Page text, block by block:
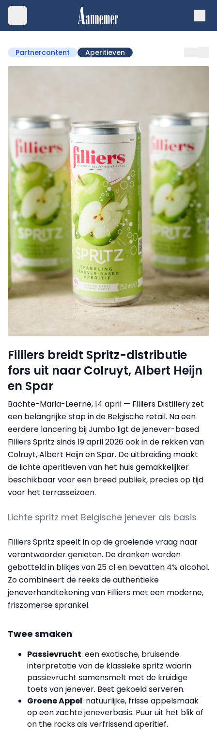
Partnercontent Aperitieven
Filliers breidt Spritz-distributie
fors uit naar Colruyt, Albert Heijn
en Spar
Bachte-Maria-Leerne, 14 april — Filliers Distillery zet
een belangrijke stap in de Belgische retail. Na een
eerdere lancering bij Jumbo ligt de jenever-based
Filliers Spritz sinds 19 april 2026 ook in de rekken van
Colruyt, Albert Heijn en Spar. De uitbreiding maakt
de lichte aperitieven van het huis gemakkelijker
beschikbaar voor een breed publiek, precies op tijd
voor het terrasseizoen.
Lichte spritz met Belgische jenever als basis
Filliers Spritz speelt in op de groeiende vraag naar
verantwoorder genieten. De dranken worden
gebotteld in blikjes van 25 cl en bevatten 4% alcohol.
Zo combineert de reeks de authentieke
jeneverhandtekening van Filliers met een moderne,
friszomerse sprankel.
Twee smaken
Passievrucht: een exotische, bruisende
interpretatie van de klassieke spritz waarin
passievrucht samensmelt met de kruidige
toets van jenever. Best gekoeld serveren.
Groene Appel: natuurlijke, frisse appelsmaak
op een zachte jeneverbasis. Puur uit het blik of
on the rocks als verfrissend aperitief.